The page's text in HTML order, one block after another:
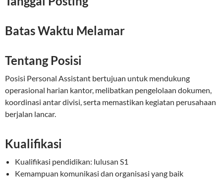
Batas Waktu Melamar
Tentang Posisi
Posisi Personal Assistant bertujuan untuk mendukung
operasional harian kantor, melibatkan pengelolaan dokumen,
koordinasi antar divisi, serta memastikan kegiatan perusahaan
berjalan lancar.
Kualifikasi
Kualifikasi pendidikan: lulusan S1
Kemampuan komunikasi dan organisasi yang baik